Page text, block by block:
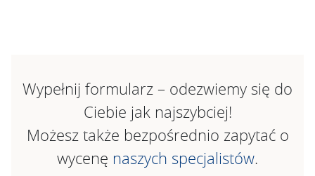
Wypełnij formularz – odezwiemy się do
Ciebie jak najszybciej!
Możesz także bezpośrednio zapytać o
wycenę naszych specjalistów.